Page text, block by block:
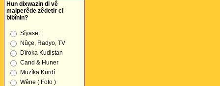
Hun dixwazin di vê
malperêde zêdetir ci
bibînin?
Sîyaset
Nûçe, Radyo, TV
Dîroka Kudistan
Cand & Huner
Muzîka Kurdî
Wêne ( Foto )